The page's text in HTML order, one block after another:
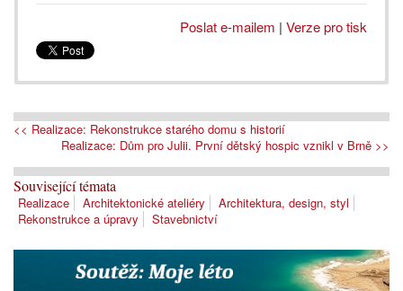
Poslat e-mailem | Verze pro tisk
<< Realizace: Rekonstrukce starého domu s historií
Realizace: Dům pro Julii. První dětský hospic vznikl v Brně >>
Související témata
Realizace Architektonické ateliéry
Architektura, design, styl
Rekonstrukce a úpravy
Stavebnictví